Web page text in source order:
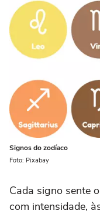
Signos do zodíaco
Foto: Pixabay
Cada signo sente
com intensidade,